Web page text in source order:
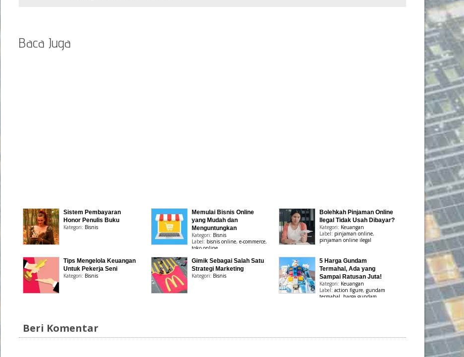
Baca Juga
Sistem Pembayaran
Honor Penulis Buku
Kategori: Bisnis
Memulai Bisnis Online
yang Mudah dan
Menguntungkan
Kategori: Bisnis
Label: bisnis online, e-commerce,
toko online
Bolehkah Pinjaman Online
Ilegal Tidak Usah Dibayar?
Kategori: Keuangan
Label: pinjaman online,
pinjaman online ilegal
Tips Mengelola Keuangan
Untuk Pekerja Seni
Kategori: Bisnis
Gimik Sebagai Salah Satu
Strategi Marketing
Kategori: Bisnis
5 Harga Gundam
Termahal, Ada yang
Sampai Ratusan Juta!
Kategori: Keuangan
Label:action figure,gundam
termahal harga gundam
Beri Komentar